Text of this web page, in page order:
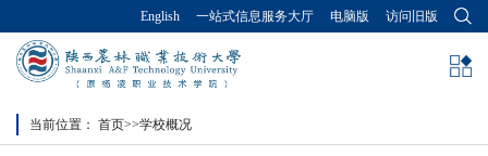
English 一站式信息服务大厅 电脑版 访问旧版
当前位置： 首页>>学校概况